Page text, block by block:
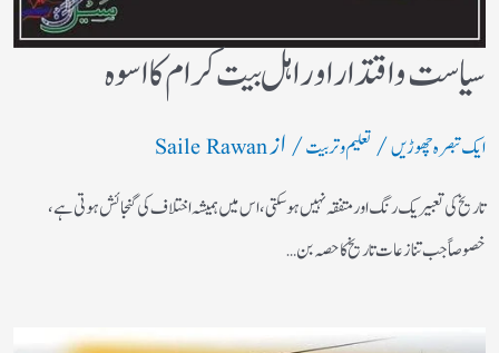
سیاست واقتدار اور اہل بیت کرام کا اسوہ
ایک تبصرہ چھوڑیں/ تعلیم و تربیت/ ازSaile Rawan
تاریخ کی تعبیر یک رنگ اور متفقہ نہیں ہو سکتی، اس میں ہمیشہ اختلاف کی گنجائش ہوتی ہے،
خصوصاً‌ جب تنازعات تاریخ کا حصہ بن…